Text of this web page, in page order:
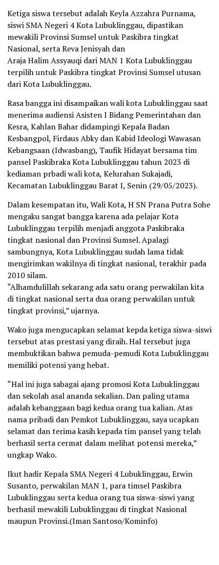
Ketiga siswa tersebut adalah Keyla Azzahra Purnama,
siswi SMA Negeri 4 Kota Lubuklinggau, dipastikan
mewakili Provinsi Sumsel untuk Paskibra tingkat
Nasional, serta Reva Jenisyah dan
Araja Halim Assyauqi dari MAN 1 Kota Lubuklinggau
terpilih untuk Paskibra tingkat Provinsi Sumsel utusan
dari Kota Lubuklinggau.
Rasa bangga ini disampaikan wali kota Lubuklinggau saat
menerima audiensi Asisten I Bidang Pemerintahan dan
Kesra, Kahlan Bahar didampingi Kepala Badan
Kesbangpol, Firdaus Abky dan Kabid Ideologi Wawasan
Kebangsaan (Idwasbang), Taufik Hidayat bersama tim
pansel Paskibraka Kota Lubuklinggau tahun 2023 di
kediaman prbadi wali kota, Kelurahan Sukajadi,
Kecamatan Lubuklinggau Barat I, Senin (29/05/2023).
Dalam kesempatan itu, Wali Kota, H SN Prana Putra Sohe
mengaku sangat bangga karena ada pelajar Kota
Lubuklinggau terpilih menjadi anggota Paskibraka
tingkat nasional dan Provinsi Sumsel. Apalagi
sambungnya, Kota Lubuklinggau sudah lama tidak
mengirimkan wakilnya di tingkat nasional, terakhir pada
2010 silam.
“Alhamdulillah sekarang ada satu orang perwakilan kita
di tingkat nasional serta dua orang perwakilan untuk
tingkat provinsi,” ujarnya.
Wako juga mengucapkan selamat kepda ketiga siswa-siswi
tersebut atas prestasi yang diraih. Hal tersebut juga
membuktikan bahwa pemuda-pemudi Kota Lubuklinggau
memiliki potensi yang hebat.
“Hal ini juga sabagai ajang promosi Kota Lubuklinggau
dan sekolah asal ananda sekalian. Dan paling utama
adalah kebanggaan bagi kedua orang tua kalian. Atas
nama pribadi dan Pemkot Lubuklinggau, saya ucapkan
selamat dan terima kasih kepada tim pansel yang telah
berhasil serta cermat dalam melihat potensi mereka,”
ungkap Wako.
Ikut hadir Kepala SMA Negeri 4 Lubuklinggau, Erwin
Susanto, perwakilan MAN 1, para timsel Paskibra
Lubuklinggau serta kedua orang tua siswa-siswi yang
berhasil mewakili Lubuklinggau di tingkat Nasional
maupun Provinsi.(Iman Santoso/Kominfo)